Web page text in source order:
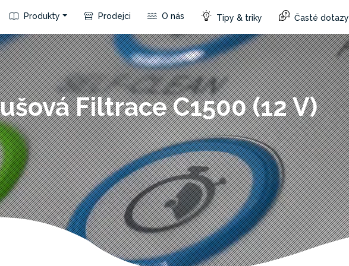
Produkty Prodejci O nás Tipy & triky Časté dotazy
Filtrace C1500 (12 V)